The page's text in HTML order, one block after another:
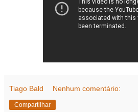
Tiago Bald Nenhum comentário:
Compartilhar